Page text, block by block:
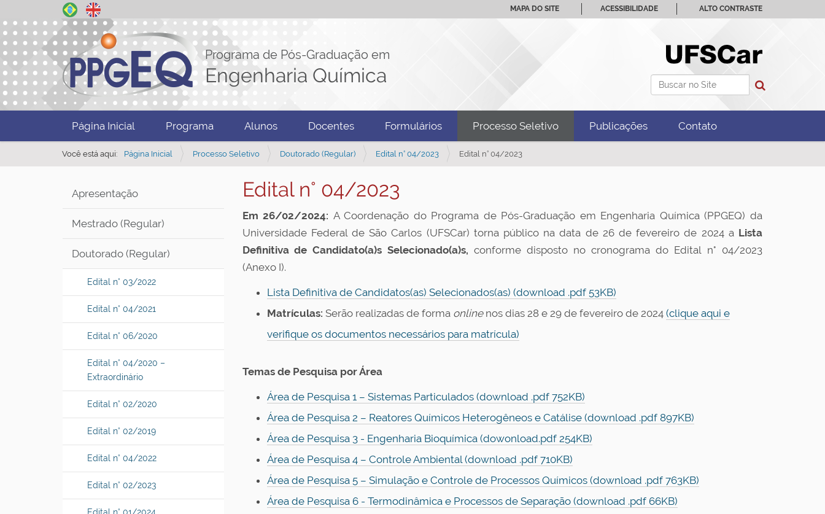
Programa de Pós-Graduação em
Engenharia Química Busca
MAPA DO SITE ACESSIBILIDADE ALTO CONTRASTE
Página Inicial Programa Alunos Docentes Formulários Processo Seletivo Publicações Contato
Você está aqui: Página Inicial Processo Seletivo Doutorado (Regular) Edital n° 04/2023 Edital n° 04/2023
Apresentação
Mestrado (Regular)
Doutorado (Regular)
Edital n° 03/2022
Edital n° 04/2021
Edital n° 06/2020
Edital n° 04/2020 –
Extraordinário
Edital n° 02/2020
Edital n° 02/2019
Edital n° 04/2022
Edital n° 02/2023
Edital n° 04/2023
Em 26/02/2024: A Coordenação do Programa de Pós-Graduação em Engenharia Química (PPGEQ) da
Universidade Federal de São Carlos (UFSCar) torna público na data de 26 de fevereiro de 2024 aLista
Definitiva de Candidato(a)s Selecionado(a)s, conforme disposto no cronograma do Edital n° 04/2023
(Anexo I).
Lista Definitiva de Candidatos(as) Selecionados(as) (download .pdf 53KB)
Matrículas: Serão realizadas de forma onlinenos dias28 e 29 de fevereiro de 2024 (clique aqui e
verifique os documentos necessários para matrícula)
Temas de Pesquisa por Área
Área de Pesquisa 1 – Sistemas Particulados (download .pdf 752KB)
Área de Pesquisa 2 – Reatores Químicos Heterogêneos e Catálise (download .pdf 897KB)
Área de Pesquisa 3 - Engenharia Bioquímica (dowonload.pdf 254KB)
Área de Pesquisa 4 – Controle Ambiental (download .pdf 710KB)
Área de Pesquisa 5 – Simulação e Controle de Processos Químicos (download .pdf 763KB)
Área de Pesquisa 6 - Termodinâmica e Processos de Separação (download .pdf 66KB)